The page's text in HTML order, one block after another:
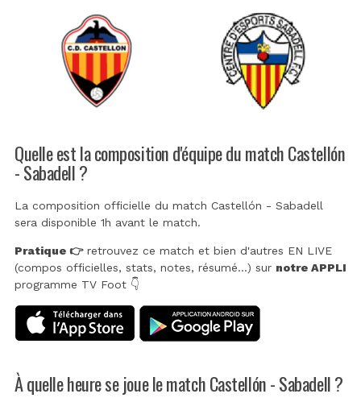
Quelle est la composition d'équipe du match Castellón
- Sabadell ?
La composition officielle du match Castellón - Sabadell
sera disponible 1h avant le match.
Pratique 👉retrouvez ce match et bien d'autres EN LIVE
(compos officielles, stats, notes, résumé...) sur notre APPLI
programme TV Foot 👇
À quelle heure se joue le match Castellón - Sabadell ?